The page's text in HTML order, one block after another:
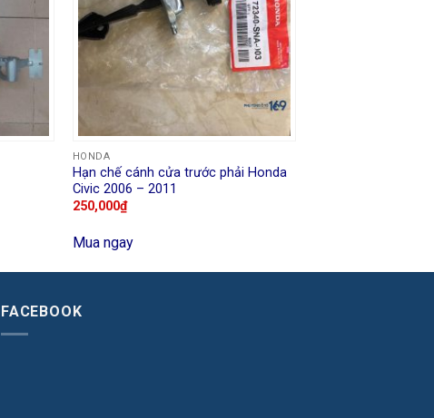
HONDA
Hạn chế cánh cửa trước phải Honda
Civic 2006 – 2011
250,000₫
Mua ngay
FACEBOOK